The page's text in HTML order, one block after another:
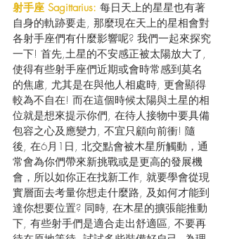
射手座 Sagittarius: 每日天上的星星也有著
自身的軌跡要走, 那麼現在天上的星相會對
各射手座們有什麼影響呢? 我們一起來探究
一下! 首先,土星的不安感正被太陽放大了,
使得有些射手座們近期或會時常感到莫名
的焦慮, 尤其是在與他人相處時, 更會顯得
較為不自在! 而在這個時候太陽與土星的相
位就是想來提示你們, 在待人接物中要具備
包容之心及應變力, 不宜只顧向前衝! 隨
後, 在6月1日, 北交點會被木星所觸動，通
常會為你們帶來新挑戰或是更高的發展機
會，所以如你正在找新工作, 就要學會從現
實層面去考量你想走什麼路, 及如何才能到
達你想要位置? 同時, 在木星的擴張能推動
下, 有些射手們是適合走出舒適區, 不要再